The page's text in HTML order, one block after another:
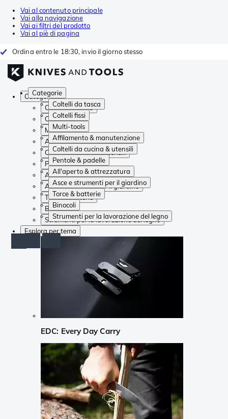
Vai al contenuto principale
Vai alla navigazione
Vai ai filtri del prodotto
Vai al piè di pagina
Ordina entro le 18:30, invio il giorno stesso
Categorie
Coltelli da tasca
Coltelli fissi
Multi-tools
Affilamento & manutenzione
Coltelli da cucina & utensili
Pentole & padelle
All'aperto & attrezzatura
Asce e strumenti per il giardino
Torce & batterie
Binocoli
Strumenti per la lavorazione del legno
Categorie
Coltelli da tasca
Coltelli fissi
Multi-tools
Affilamento & manutenzione
Coltelli da cucina & utensili
Pentole & padelle
All'aperto & attrezzatura
Asce e strumenti per il giardino
Torce & batterie
Binocoli
Strumenti per la lavorazione del legno
Esplora per tema
EDC: Every Day Carry